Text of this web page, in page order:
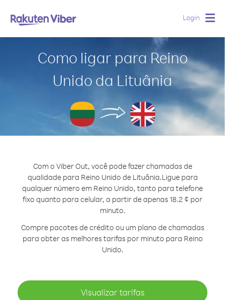
Login
Como ligar para Reino
Unido da Lituânia
Com o Viber Out, você pode fazer chamadas de
qualidade para Reino Unido de Lituânia.Ligue para
qualquer número em Reino Unido, tanto para telefone
fixo quanto para celular, a partir de apenas 18.2 ¢ por
minuto.
Compre pacotes de crédito ou um plano de chamadas
para obter as melhores tarifas por minuto para Reino
Unido.
Visualizar tarifas